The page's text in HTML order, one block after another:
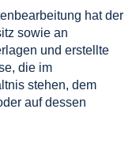
hat der
sowie an
und erstellte
die im
stehen, dem
auf dessen